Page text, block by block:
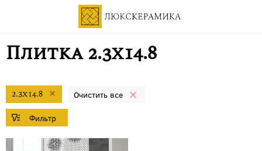
Плитка 2.3x14.8
2.3x14.8